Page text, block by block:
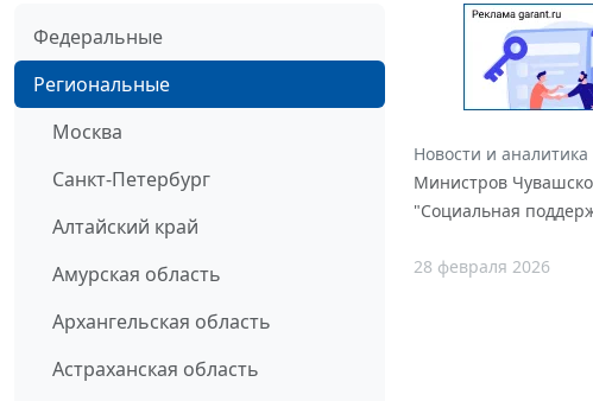
Федеральные
Региональные
Москва
Санкт-Петербург
Алтайский край
Амурская область
Архангельская область
Астраханская область
Новости и аналитика
Министров
"Социальная
28 февраля 2026